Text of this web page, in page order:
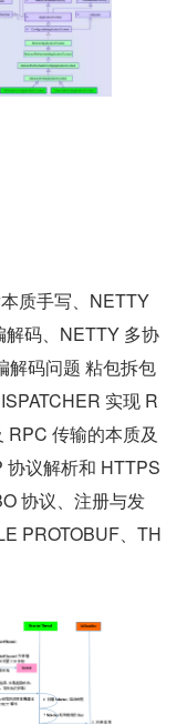
质手写、NETTY
码、NETTY 多协
解码问题 粘包拆包
实现 R
传输的本质及
议解析和 HTTPS
协议、注册与发
PROTOBUF、TH